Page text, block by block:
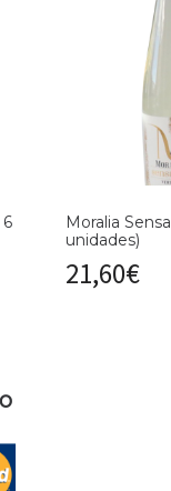
Moralia
unidades)
21,60€